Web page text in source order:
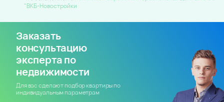
"ВКБ-Новостройки
Заказать
консультацию
эксперта по
недвижимости
Для вас сделают подбор квартиры по
индивидуальным параметрам